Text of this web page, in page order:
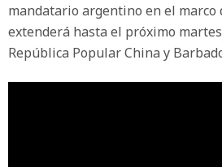
mandatario argentino en el marco
extenderá hasta el próximo
República Popular China y